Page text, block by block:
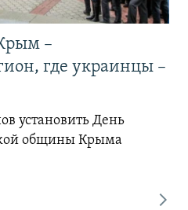
–
где украинцы –
установить День
общины Крыма